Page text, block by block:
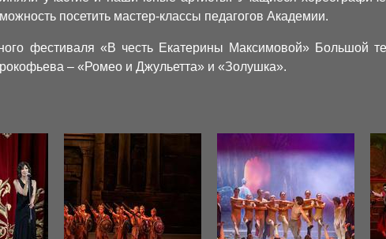
посетить мастер-классы педагогов Академии.
фестиваля «В честь Екатерины Максимовой» Большой
– «Ромео и Джульетта» и «Золушка».